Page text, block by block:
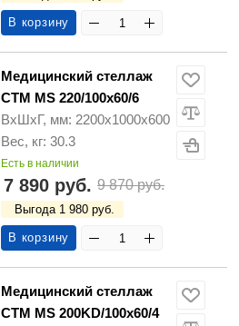
В корзину
Медицинский стеллаж
СТМ MS 220/100х60/6
ВхШхГ, мм: 2200х1000х600
Вес, кг: 30.3
Есть в наличии
7 890 руб. 9 870 руб.
Выгода 1 980 руб.
В корзину
Медицинский стеллаж
СТМ MS 200KD/100х60/4